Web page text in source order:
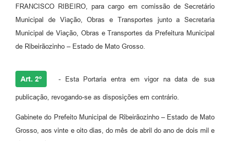
FRANCISCO RIBEIRO, para cargo em comissão de Secretário
Municipal de Viação, Obras e Transportes junto a Secretaria
Municipal de Viação, Obras e Transportes da Prefeitura Municipal
de Ribeirãozinho – Estado de Mato Grosso.
Art. 2º - Esta Portaria entra em vigor na data de sua
publicação, revogando-se as disposições em contrário.
Gabinete do Prefeito Municipal de Ribeirãozinho – Estado de Mato
Grosso, aos vinte e oito dias, do mês de abril do ano de dois mil e